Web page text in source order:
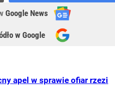
Google News
w Google
apel w sprawie ofiar rzezi